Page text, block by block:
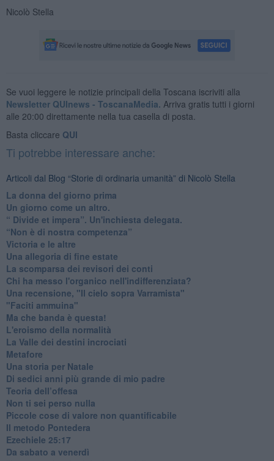
Nicolò Stella
Se vuoi leggere le notizie principali della Toscana iscriviti alla
Newsletter QUInews - ToscanaMedia. Arriva gratis tutti i giorni
alle 20:00 direttamente nella tua casella di posta.
Basta cliccare QUI
Ti potrebbe interessare anche:
Articoli dal Blog “Storie di ordinaria umanità” di Nicolò Stella
​La donna del giorno prima
​Un giorno come un altro.
​“ Divide et impera”. Un'inchiesta delegata.
“Non è di nostra competenza”
​Victoria e le altre
Una allegoria di fine estate
La scomparsa dei revisori dei conti
Chi ha messo l'organico nell'indifferenziata?
Una recensione, "Il cielo sopra Varramista"
​"Faciti ammuina"
Ma che banda è questa!
L'eroismo della normalità
​La Valle dei destini incrociati
Metafore
​Una storia per Natale
​Di sedici anni più grande di mio padre
Teoria dell’offesa
​Non ti sei perso nulla
​Piccole cose di valore non quantificabile
​Il metodo Pontedera
​Ezechiele 25:17
Da sabato a venerdì